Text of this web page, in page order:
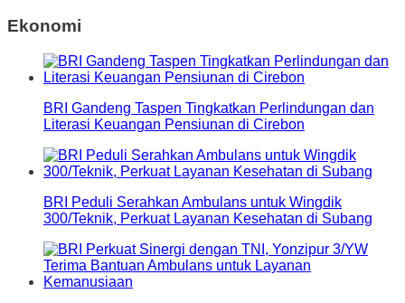
Ekonomi
BRI Gandeng Taspen Tingkatkan Perlindungan dan
Literasi Keuangan Pensiunan di Cirebon
BRI Peduli Serahkan Ambulans untuk Wingdik
300/Teknik, Perkuat Layanan Kesehatan di Subang